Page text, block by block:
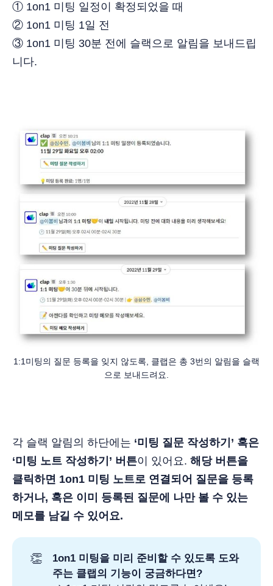
① 1on1 미팅 일정이 확정되었을 때
② 1on1 미팅 1일 전
③ 1on1 미팅 30분 전에 슬랙으로 알림을 보내드립
니다.
1:1미팅의 질문 등록을 잊지 않도록, 클랩은 총 3번의 알림을 슬랙
으로 보내드려요.
각 슬랙 알림의 하단에는 ‘미팅 질문 작성하기’ 혹은
‘미팅 노트 작성하기’ 버튼이 있어요. 해당 버튼을
클릭하면 1on1 미팅 노트로 연결되어 질문을 등록
하거나, 혹은 이미 등록된 질문에 나만 볼 수 있는
메모를 남길 수 있어요.
👏
1on1 미팅을 미리 준비할 수 있도록 도와
주는 클랩의 기능이 궁금하다면?